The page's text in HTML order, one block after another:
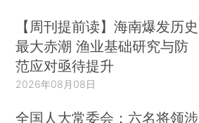
【周刊提前读】海南爆发历史
最大赤潮 渔业基础研究与防
范应对亟待提升
2026年08月08日
全国人大常委会：六名将领涉